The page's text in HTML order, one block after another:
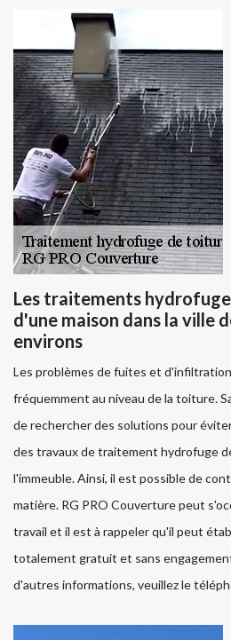
Les traitements
d'une maison dans la ville
environs
Les problèmes de fuites et
fréquemment au niveau de la toiture.
de rechercher des solutions pour
des travaux de traitement hydrofuge
l'immeuble. Ainsi, il est possible de
matière. RG PRO Couverture peut
travail et il est à rappeler qu'il peut
totalement gratuit et sans
d'autres informations, veuillez le